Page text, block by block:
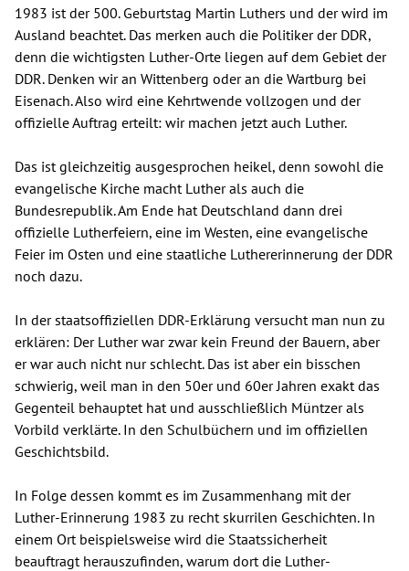
1983 ist der 500. Geburtstag Martin Luthers und der wird im
Ausland beachtet. Das merken auch die Politiker der DDR,
denn die wichtigsten Luther-Orte liegen auf dem Gebiet der
DDR. Denken wir an Wittenberg oder an die Wartburg bei
Eisenach. Also wird eine Kehrtwende vollzogen und der
offizielle Auftrag erteilt: wir machen jetzt auch Luther.
Das ist gleichzeitig ausgesprochen heikel, denn sowohl die
evangelische Kirche macht Luther als auch die
Bundesrepublik. Am Ende hat Deutschland dann drei
offizielle Lutherfeiern, eine im Westen, eine evangelische
Feier im Osten und eine staatliche Luthererinnerung der DDR
noch dazu.
In der staatsoffiziellen DDR-Erklärung versucht man nun zu
erklären: Der Luther war zwar kein Freund der Bauern, aber
er war auch nicht nur schlecht. Das ist aber ein bisschen
schwierig, weil man in den 50er und 60er Jahren exakt das
Gegenteil behauptet hat und ausschließlich Müntzer als
Vorbild verklärte. In den Schulbüchern und im offiziellen
Geschichtsbild.
In Folge dessen kommt es im Zusammenhang mit der
Luther-Erinnerung 1983 zu recht skurrilen Geschichten. In
einem Ort beispielsweise wird die Staatssicherheit
beauftragt herauszufinden, warum dort die Luther-